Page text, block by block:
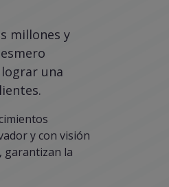
millones y
una
y con visión
garantizan la